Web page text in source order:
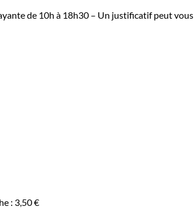
de 10h à 18h30 – Un justificatif peut vous
: 3,50 €